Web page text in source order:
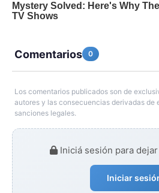
Comentarios 0
Los comentarios publicados son de
autores y las consecuencias derivadas de
sanciones legales.
Iniciá sesión para
Iniciar